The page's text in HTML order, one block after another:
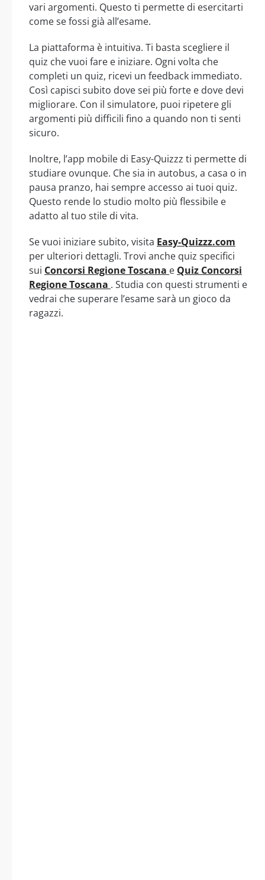
vari argomenti. Questo ti permette di esercitarti
come se fossi già all’esame.
La piattaforma è intuitiva. Ti basta scegliere il
quiz che vuoi fare e iniziare. Ogni volta che
completi un quiz, ricevi un feedback immediato.
Così capisci subito dove sei più forte e dove devi
migliorare. Con il simulatore, puoi ripetere gli
argomenti più difficili fino a quando non ti senti
sicuro.
Inoltre, l’app mobile di Easy-Quizzz ti permette di
studiare ovunque. Che sia in autobus, a casa o in
pausa pranzo, hai sempre accesso ai tuoi quiz.
Questo rende lo studio molto più flessibile e
adatto al tuo stile di vita.
Se vuoi iniziare subito, visita Easy-Quizzz.com
per ulteriori dettagli. Trovi anche quiz specifici
sui Concorsi Regione Toscana e Quiz Concorsi
Regione Toscana . Studia con questi strumenti e
vedrai che superare l’esame sarà un gioco da
ragazzi.